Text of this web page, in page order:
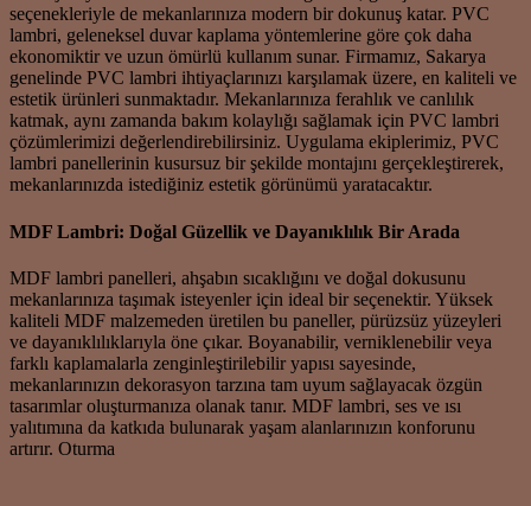
seçenekleriyle de mekanlarınıza modern bir dokunuş katar. PVC
lambri, geleneksel duvar kaplama yöntemlerine göre çok daha
ekonomiktir ve uzun ömürlü kullanım sunar. Firmamız, Sakarya
genelinde PVC lambri ihtiyaçlarınızı karşılamak üzere, en kaliteli ve
estetik ürünleri sunmaktadır. Mekanlarınıza ferahlık ve canlılık
katmak, aynı zamanda bakım kolaylığı sağlamak için PVC lambri
çözümlerimizi değerlendirebilirsiniz. Uygulama ekiplerimiz, PVC
lambri panellerinin kusursuz bir şekilde montajını gerçekleştirerek,
mekanlarınızda istediğiniz estetik görünümü yaratacaktır.
MDF Lambri: Doğal Güzellik ve Dayanıklılık Bir Arada
MDF lambri panelleri, ahşabın sıcaklığını ve doğal dokusunu
mekanlarınıza taşımak isteyenler için ideal bir seçenektir. Yüksek
kaliteli MDF malzemeden üretilen bu paneller, pürüzsüz yüzeyleri
ve dayanıklılıklarıyla öne çıkar. Boyanabilir, verniklenebilir veya
farklı kaplamalarla zenginleştirilebilir yapısı sayesinde,
mekanlarınızın dekorasyon tarzına tam uyum sağlayacak özgün
tasarımlar oluşturmanıza olanak tanır. MDF lambri, ses ve ısı
yalıtımına da katkıda bulunarak yaşam alanlarınızın konforunu
artırır. Oturma